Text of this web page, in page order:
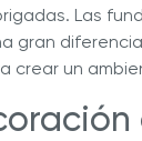
Las
gran
crear un